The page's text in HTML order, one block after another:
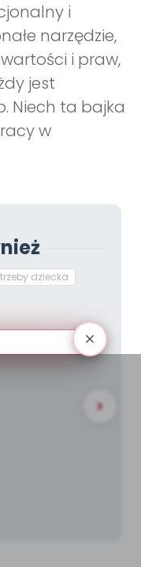
i
narzędzie,
i praw,
jest
Niech ta bajka
w
dziecka